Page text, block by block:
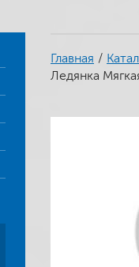
Главная /
Ледянка